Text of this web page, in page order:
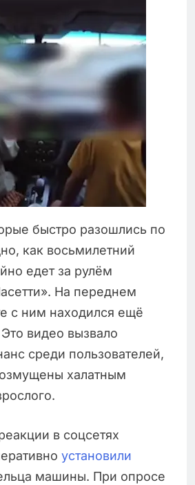
быстро разошлись по
как восьмилетний
едет за рулём
На переднем
с ним находился ещё
видео вызвало
среди пользователей,
халатным
в соцсетях
установили
машины. При опросе